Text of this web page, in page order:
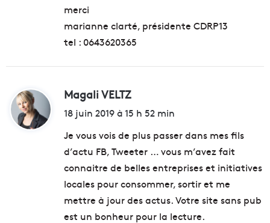
merci
marianne clarté, présidente CDRP13
tel : 0643620365
Magali VELTZ
i
18 juin 2019 à 15 h 52 min
Je vous vois de plus passer dans mes fils
d’actu FB, Tweeter … vous m’avez fait
connaitre de belles entreprises et initiatives
locales pour consommer, sortir et me
mettre à jour des actus. Votre site sans pub
est un bonheur pour la lecture.